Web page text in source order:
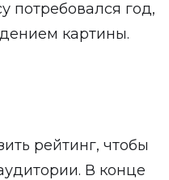
потребовался год,
картины.
рейтинг, чтобы
В конце